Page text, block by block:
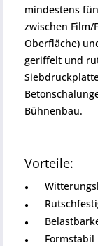
mindestens
zwischen Film/
Oberfläche)
geriffelt und
Bühnenbau.
Vorteile:
Formstabil